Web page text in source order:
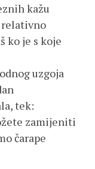
kažu
relativno
ko je s koje
uzgoja
tek:
zamijeniti
čarape